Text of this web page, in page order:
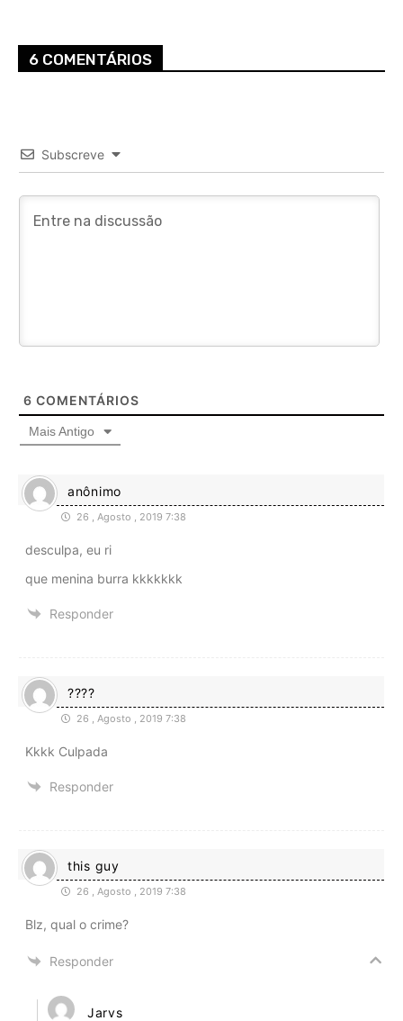
6 COMENTÁRIOS
Subscreve
6 COMENTÁRIOS
Mais Antigo
anônimo
26 , Agosto , 2019 7:38
desculpa, eu ri
que menina burra kkkkkkk
Responder
????
26 , Agosto , 2019 7:38
Kkkk Culpada
Responder
this guy
26 , Agosto , 2019 7:38
Blz, qual o crime?
Responder
Jarvs